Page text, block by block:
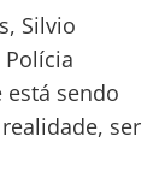
Silvio
está sendo
ser